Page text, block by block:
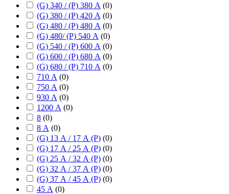
(G) 340 / (P) 380 А (0)
(G) 380 / (P) 420 А (0)
(G) 480 / (P) 480 А (0)
(G) 480/ (P) 540 А (0)
(G) 540 / (P) 600 А (0)
(G) 600 / (P) 680 А (0)
(G) 680 / (P) 710 А (0)
710 А (0)
750 А (0)
930 А (0)
1200 А (0)
8 (0)
8 А (0)
(G) 13 А / 17 А (P) (0)
(G) 17 А / 25 А (P) (0)
(G) 25 А / 32 А (P) (0)
(G) 32 А / 37 А (P) (0)
(G) 37 А / 45 А (P) (0)
45 А (0)